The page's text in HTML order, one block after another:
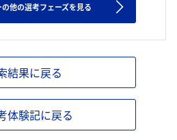
他の選考フェーズを見る
結果に戻る
体験記に戻る